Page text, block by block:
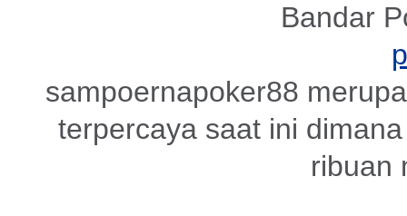
Bandar
sampoernapoker88
terpercaya saat ini
ribuan